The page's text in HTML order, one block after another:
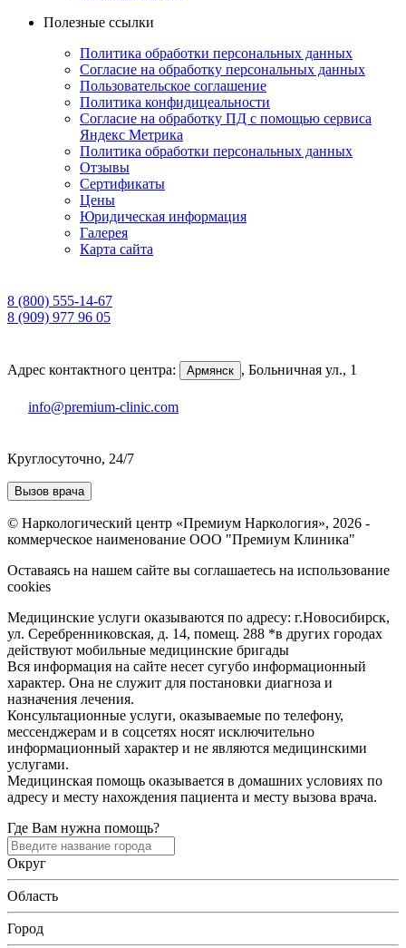
Полезные ссылки
Политика обработки персональных данных
Согласие на обработку персональных данных
Пользовательское соглашение
Политика конфидицеальности
Согласие на обработку ПД с помощью сервиса
Яндекс Метрика
Политика обработки персональных данных
Отзывы
Сертификаты
Цены
Юридическая информация
Галерея
Карта сайта
8 (800) 555-14-67
8 (909) 977 96 05
Адрес контактного центра: Армянск , Больничная ул., 1
info@premium-clinic.com
Круглосуточно, 24/7
Вызов врача
© Наркологический центр «Премиум Наркология», 2026 -
коммерческое наименование ООО "Премиум Клиника"
Оставаясь на нашем сайте вы соглашаетесь на использование
cookies
Медицинские услуги оказываются по адресу: г.Новосибирск,
ул. Серебренниковская, д. 14, помещ. 288 *в других городах
действуют мобильные медицинские бригады
Вся информация на сайте несет сугубо информационный
характер. Она не служит для постановки диагноза и
назначения лечения.
Консультационные услуги, оказываемые по телефону,
мессенджерам и в соцсетях носят исключительно
информационный характер и не являются медицинскими
услугами.
Медицинская помощь оказывается в домашних условиях по
адресу и месту нахождения пациента и месту вызова врача.
Где Вам нужна помощь?
Округ
Область
Город